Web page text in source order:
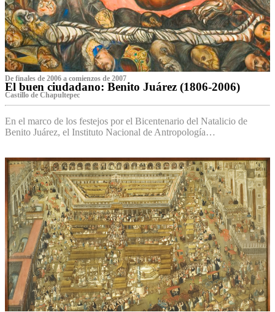
De finales de 2006 a comienzos de 2007
El buen ciudadano: Benito Juárez (1806-2006)
Castillo de Chapultepec
En el marco de los festejos por el Bicentenario del Natalicio de
Benito Juárez, el Instituto Nacional de Antropología…